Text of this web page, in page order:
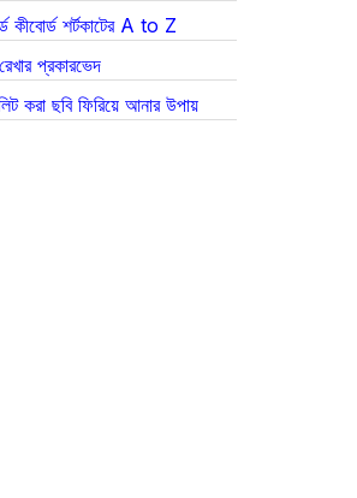
কীবোর্ড শর্টকাটের A to Z
প্রকারভেদ
করা ছবি ফিরিয়ে আনার উপায়